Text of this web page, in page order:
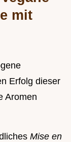
mit
Erfolg dieser
Aromen
Mise en